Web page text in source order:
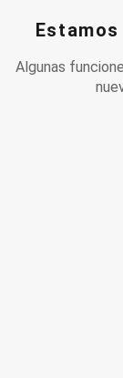
Algunas